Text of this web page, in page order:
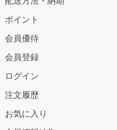
ポイント
会員優待
会員登録
ログイン
注文履歴
お気に入り